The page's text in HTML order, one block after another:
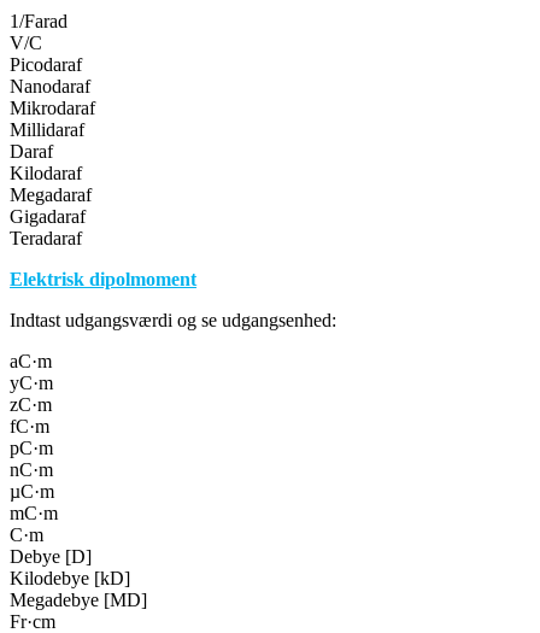
1/Farad
V/C
Picodaraf
Nanodaraf
Mikrodaraf
Millidaraf
Daraf
Kilodaraf
Megadaraf
Gigadaraf
Teradaraf
Elektrisk dipolmoment
Indtast udgangsværdi og se udgangsenhed:
aC·m
yC·m
zC·m
fC·m
pC·m
nC·m
µC·m
mC·m
C·m
Debye [D]
Kilodebye [kD]
Megadebye [MD]
Fr·cm